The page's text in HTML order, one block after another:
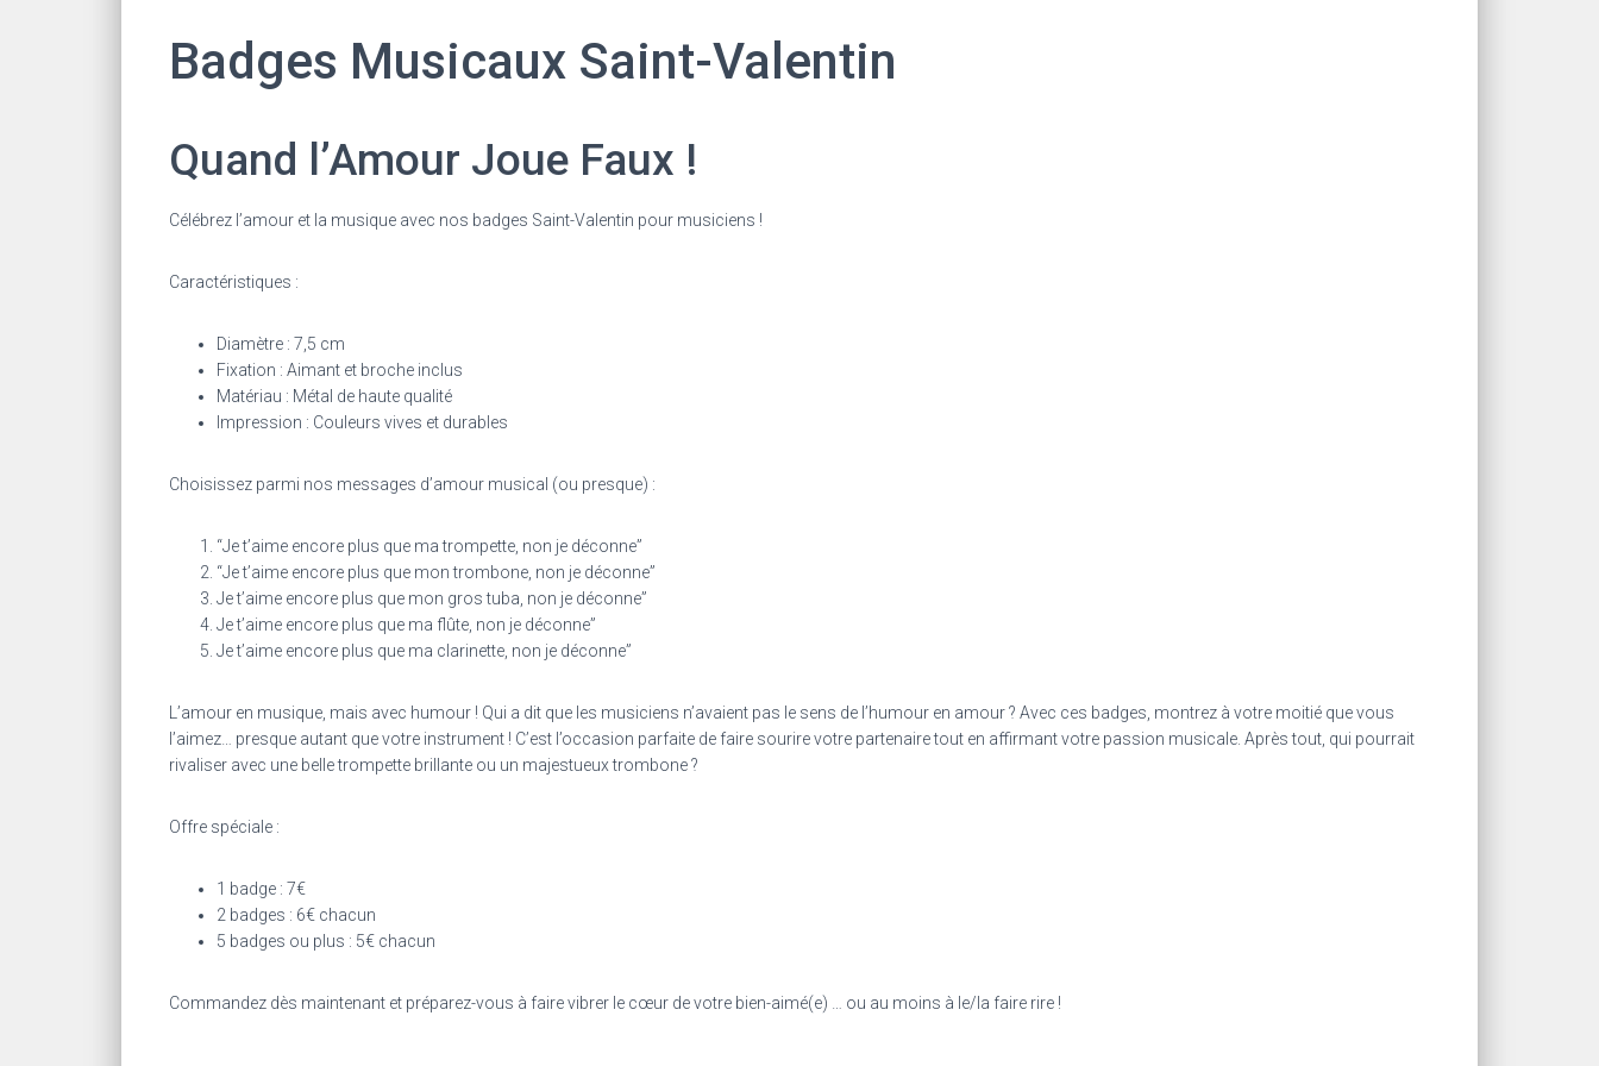
Badges Musicaux Saint-Valentin
Quand l’Amour Joue Faux !
Célébrez l’amour et la musique avec nos badges Saint-Valentin pour musiciens !
Caractéristiques :
Diamètre : 7,5 cm
Fixation : Aimant et broche inclus
Matériau : Métal de haute qualité
Impression : Couleurs vives et durables
Choisissez parmi nos messages d’amour musical (ou presque) :
“Je t’aime encore plus que ma trompette, non je déconne”
“Je t’aime encore plus que mon trombone, non je déconne”
Je t’aime encore plus que mon gros tuba, non je déconne”
Je t’aime encore plus que ma flûte, non je déconne”
Je t’aime encore plus que ma clarinette, non je déconne”
L’amour en musique, mais avec humour ! Qui a dit que les musiciens n’avaient pas le sens de l’humour en amour ? Avec ces badges, montrez à votre moitié que vous
l’aimez… presque autant que votre instrument ! C’est l’occasion parfaite de faire sourire votre partenaire tout en affirmant votre passion musicale. Après tout, qui pourrait
rivaliser avec une belle trompette brillante ou un majestueux trombone ?
Offre spéciale :
1 badge : 7€
2 badges : 6€ chacun
5 badges ou plus : 5€ chacun
Commandez dès maintenant et préparez-vous à faire vibrer le cœur de votre bien-aimé(e) … ou au moins à le/la faire rire !